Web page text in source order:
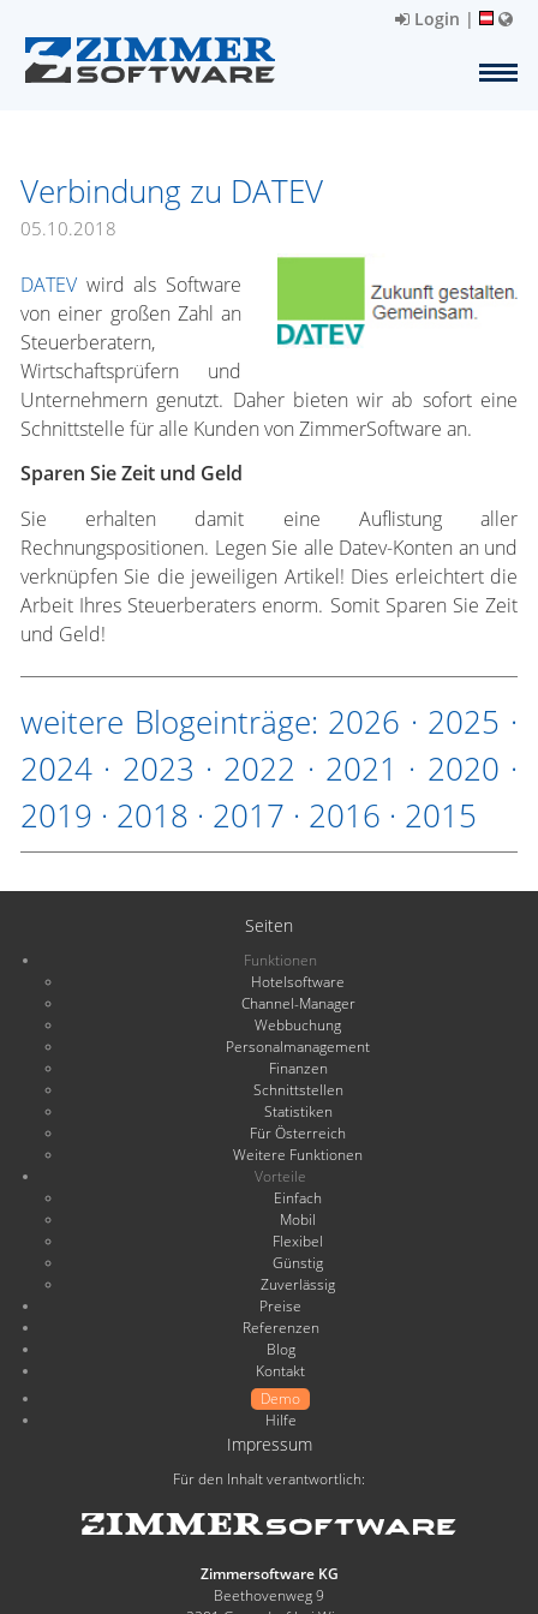
Login |
Verbindung zu DATEV
05.10.2018
DATEV wird als Software
von einer großen Zahl an
Steuerberatern,
Wirtschaftsprüfern und
Unternehmern genutzt. Daher bieten wir ab sofort eine
Schnittstelle für alle Kunden von ZimmerSoftware an.
Sparen Sie Zeit und Geld
Sie erhalten damit eine Auflistung aller
Rechnungspositionen. Legen Sie alle Datev-Konten an und
verknüpfen Sie die jeweiligen Artikel! Dies erleichtert die
Arbeit Ihres Steuerberaters enorm. Somit Sparen Sie Zeit
und Geld!
weitere Blogeinträge: 2026 · 2025 ·
2024 · 2023 · 2022 · 2021 · 2020 ·
2019 · 2018 · 2017 · 2016 · 2015
Seiten
Funktionen
Hotelsoftware
Channel-Manager
Webbuchung
Personalmanagement
Finanzen
Schnittstellen
Statistiken
Für Österreich
Weitere Funktionen
Vorteile
Einfach
Mobil
Flexibel
Günstig
Zuverlässig
Preise
Referenzen
Blog
Kontakt
Demo
Hilfe
Impressum
Für den Inhalt verantwortlich:
Zimmersoftware KG
Beethovenweg 9